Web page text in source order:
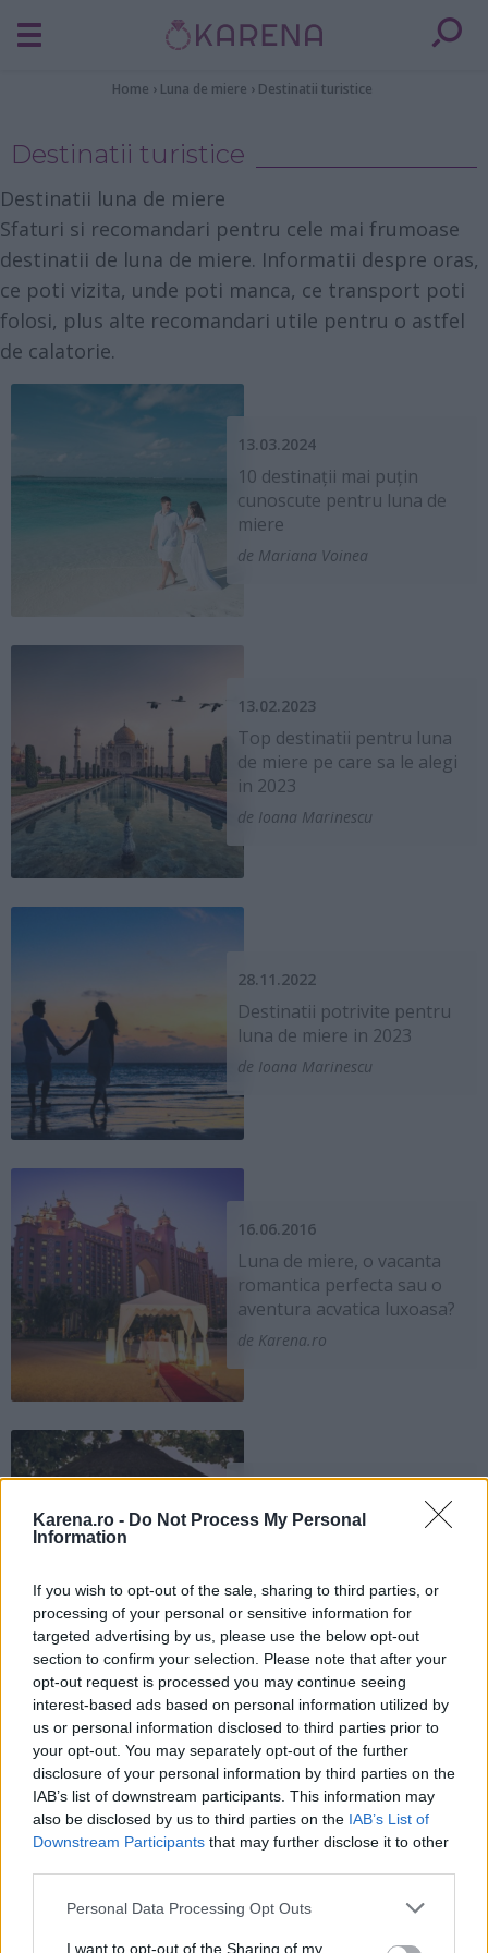
Karena.ro - Do Not Process My Personal
Information
If you wish to opt-out of the sale, sharing to third parties, or
processing of your personal or sensitive information for
targeted advertising by us, please use the below opt-out
section to confirm your selection. Please note that after your
opt-out request is processed you may continue seeing
interest-based ads based on personal information utilized by
us or personal information disclosed to third parties prior to
your opt-out. You may separately opt-out of the further
disclosure of your personal information by third parties on the
IAB’s list of downstream participants. This information may
also be disclosed by us to third parties on the IAB’s List of
Downstream Participants that may further disclose it to other
Please note that this website/app uses one or more Google
not limited to your visit or usage behaviour. You may click to
Personal Data Processing Opt Outs
I want to opt-out of the Sharing of my
Home › Luna de miere › Destinatii turistice
Destinatii turistice
Destinatii luna de miere
Sfaturi si recomandari pentru cele mai frumoase
destinatii de luna de miere. Informatii despre oras,
ce poti vizita, unde poti manca, ce transport poti
folosi, plus alte recomandari utile pentru o astfel
de calatorie.
13.03.2024
10 destinații mai puțin
cunoscute pentru luna de
miere
de Mariana Voinea
13.02.2023
Top destinatii pentru luna
de miere pe care sa le alegi
in 2023
de Ioana Marinescu
28.11.2022
Destinatii potrivite pentru
luna de miere in 2023
de Ioana Marinescu
16.06.2016
Luna de miere, o vacanta
romantica perfecta sau o
aventura acvatica luxoasa?
de Karena.ro
Cele mai frumoase statiuni
de Alexandra Ion
26.08.2015
Luna de miere in Dublin
de Alexandra Ion